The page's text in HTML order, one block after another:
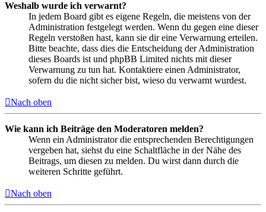
Weshalb wurde ich verwarnt?
In jedem Board gibt es eigene Regeln, die meistens von der
Administration festgelegt werden. Wenn du gegen eine dieser
Regeln verstoßen hast, kann sie dir eine Verwarnung erteilen.
Bitte beachte, dass dies die Entscheidung der Administration
dieses Boards ist und phpBB Limited nichts mit dieser
Verwarnung zu tun hat. Kontaktiere einen Administrator,
sofern du die nicht sicher bist, wieso du verwarnt wurdest.
Nach oben
Wie kann ich Beiträge den Moderatoren melden?
Wenn ein Administrator die entsprechenden Berechtigungen
vergeben hat, siehst du eine Schaltfläche in der Nähe des
Beitrags, um diesen zu melden. Du wirst dann durch die
weiteren Schritte geführt.
Nach oben